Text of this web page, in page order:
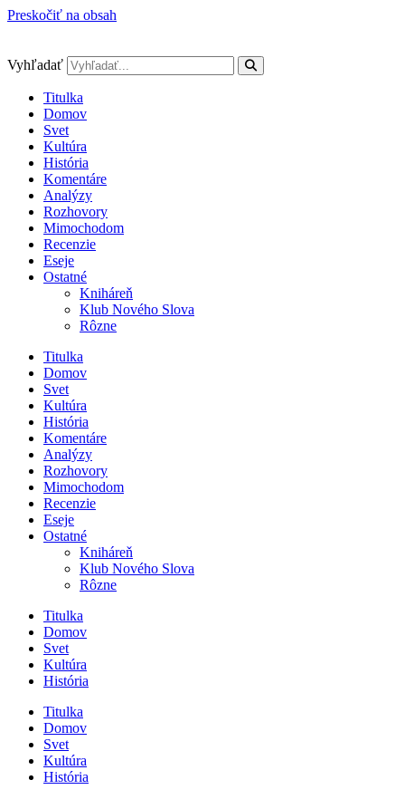
Preskočiť na obsah
Vyhľadať
Titulka
Domov
Svet
Kultúra
História
Komentáre
Analýzy
Rozhovory
Mimochodom
Recenzie
Eseje
Ostatné
Kniháreň
Klub Nového Slova
Rôzne
Titulka
Domov
Svet
Kultúra
História
Komentáre
Analýzy
Rozhovory
Mimochodom
Recenzie
Eseje
Ostatné
Kniháreň
Klub Nového Slova
Rôzne
Titulka
Domov
Svet
Kultúra
História
Titulka
Domov
Svet
Kultúra
História